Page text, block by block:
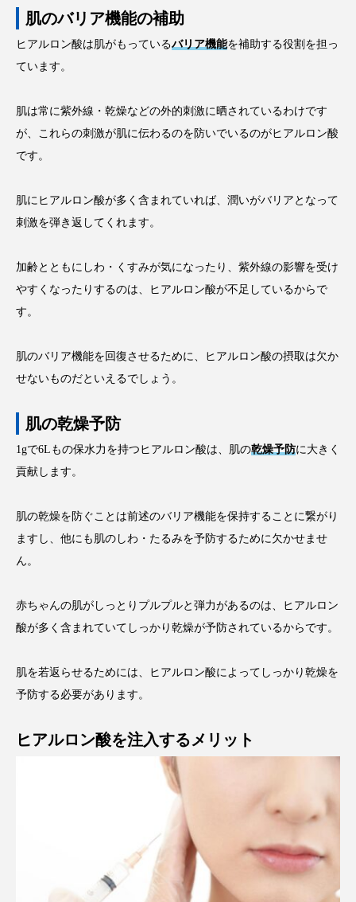
肌のバリア機能の補助
ヒアルロン酸は肌がもっているバリア機能を補助する役割を担っ
ています。
肌は常に紫外線・乾燥などの外的刺激に晒されているわけです
が、これらの刺激が肌に伝わるのを防いでいるのがヒアルロン酸
です。
肌にヒアルロン酸が多く含まれていれば、潤いがバリアとなって
刺激を弾き返してくれます。
加齢とともにしわ・くすみが気になったり、紫外線の影響を受け
やすくなったりするのは、ヒアルロン酸が不足しているからで
す。
肌のバリア機能を回復させるために、ヒアルロン酸の摂取は欠か
せないものだといえるでしょう。
肌の乾燥予防
1gで6Lもの保水力を持つヒアルロン酸は、肌の乾燥予防に大きく
貢献します。
肌の乾燥を防ぐことは前述のバリア機能を保持することに繋がり
ますし、他にも肌のしわ・たるみを予防するために欠かせませ
ん。
赤ちゃんの肌がしっとりプルプルと弾力があるのは、ヒアルロン
酸が多く含まれていてしっかり乾燥が予防されているからです。
肌を若返らせるためには、ヒアルロン酸によってしっかり乾燥を
予防する必要があります。
ヒアルロン酸を注入するメリット